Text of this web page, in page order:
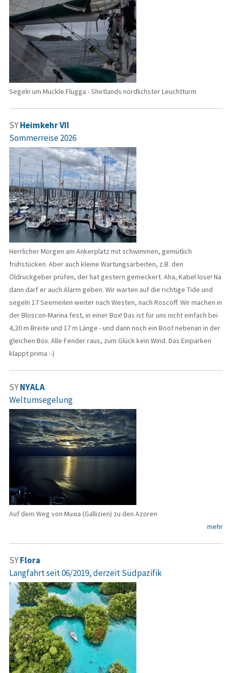
Segeln um Muckle Flugga - Shetlands nördlichster Leuchtturm
SYHeimkehr VII
Sommerreise 2026
Herrlicher Morgen am Ankerplatz mit schwimmen, gemütlich
frühstücken. Aber auch kleine Wartungsarbeiten, z.B. den
Öldruckgeber prüfen, der hat gestern gemeckert. Aha, Kabel lose! Na
dann darf er auch Alarm geben. Wir warten auf die richtige Tide und
segeln 17 Seemeilen weiter nach Westen, nach Roscoff. Wir machen in
der Bloscon-Marina fest, in einer Box! Das ist für uns nicht einfach bei
4,20 m Breite und 17 m Länge - und dann noch ein Boot nebenan in der
gleichen Box. Alle Fender raus, zum Glück kein Wind. Das Einparken
klappt prima :-)
SYNYALA
Weltumsegelung
Auf dem Weg von Muxia (Gallizien) zu den Azoren
mehr
SYFlora
Langfahrt seit 06/2019, derzeit Südpazifik